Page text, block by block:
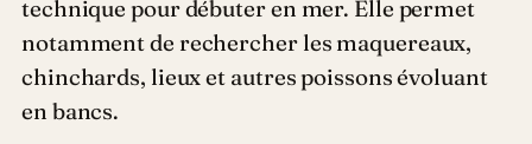
technique pour débuter en mer. Elle permet
notamment de rechercher les maquereaux,
chinchards, lieux et autres poissons évoluant
en bancs.